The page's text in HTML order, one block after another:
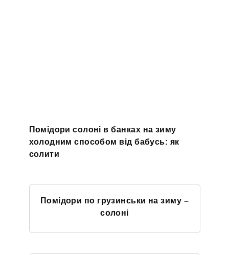
Помідори солоні в банках на зиму
холодним способом від бабусь: як
солити
Помідори по грузинськи на зиму –
солоні